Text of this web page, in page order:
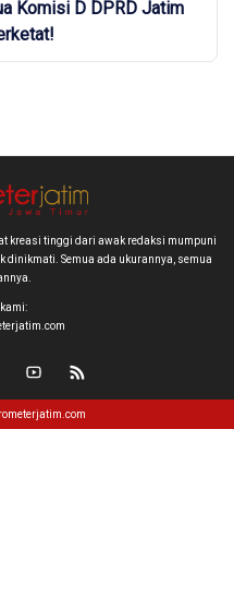
Komisi D DPRD Jatim
kreasi tinggi dari awak redaksi mumpuni
Semua ada ukurannya, semua